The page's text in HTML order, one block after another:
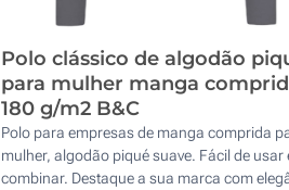
Polo clássico de algodão
para mulher manga
180 g/m2 B&C
Polo para empresas de manga comprida
mulher, algodão piqué suave. Fácil de usar
combinar. Destaque a sua marca com